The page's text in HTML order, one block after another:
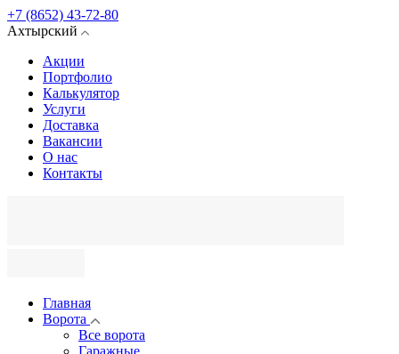
+7 (8652) 43-72-80
Ахтырский
Акции
Портфолио
Калькулятор
Услуги
Доставка
Вакансии
О нас
Контакты
Главная
Ворота
Все ворота
Гаражные